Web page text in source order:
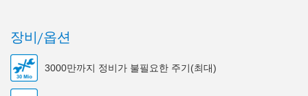
장비/옵션
3000만까지 정비가 불필요한 주기(최대)